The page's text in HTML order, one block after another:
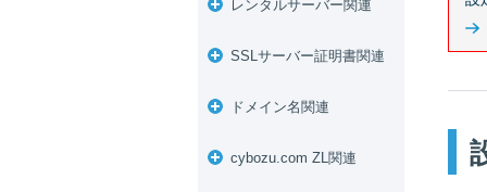
レンタルサーバー関連
SSLサーバー証明書関連
ドメイン名関連
cybozu.com ZL関連